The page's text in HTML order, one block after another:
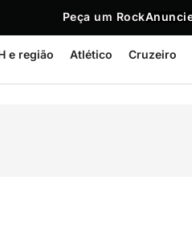
Peça um Rock
e região Atlético Cruzeiro